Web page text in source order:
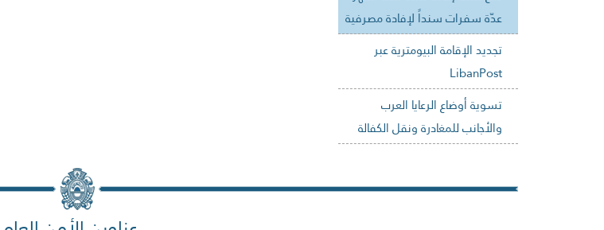
عدّة سفرات سنداً لإفادة مصرفية
تجديد الإقامة البيومترية عبر
LibanPost
تسوية أوضاع الرعايا العرب
والأجانب للمغادرة ونقل الكفالة